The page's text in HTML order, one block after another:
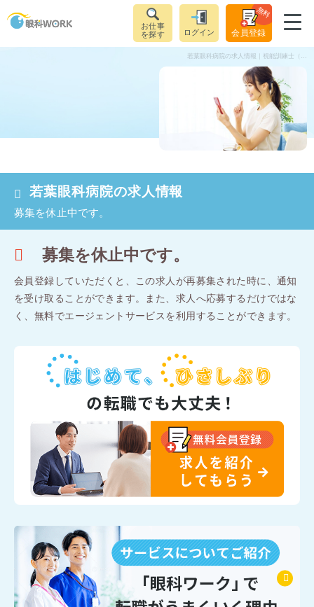
お仕事
を探す
ログイン
無料
会員登録
若葉眼科病院の求人情報｜視能訓練士（正社員）｜東京都大田区蒲田駅
若葉眼科病院の求人情報
募集を休止中です。
募集を休止中です。
会員登録していただくと、この求人が再募集された時に、通知
を受け取ることができます。
また、求人へ応募するだけではな
く、無料でエージェントサービスを利用することができます。